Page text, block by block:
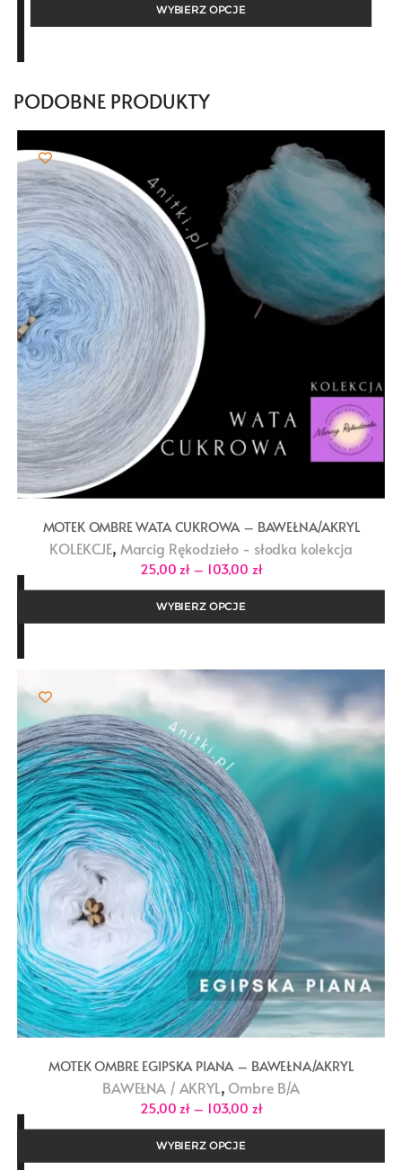
do
WYBIERZ OPCJE
PODOBNE PRODUKTY
MOTEK OMBRE WATA CUKROWA – BAWEŁNA/AKRYL
KOLEKCJE, Marcig Rękodzieło - słodka kolekcja
25,00 zł – 103,00 złZakres
cen:
od
do
WYBIERZ OPCJE
MOTEK OMBRE EGIPSKA PIANA – BAWEŁNA/AKRYL
BAWEŁNA / AKRYL, Ombre B/A
25,00 zł – 103,00 złZakres
od
do
WYBIERZ OPCJE